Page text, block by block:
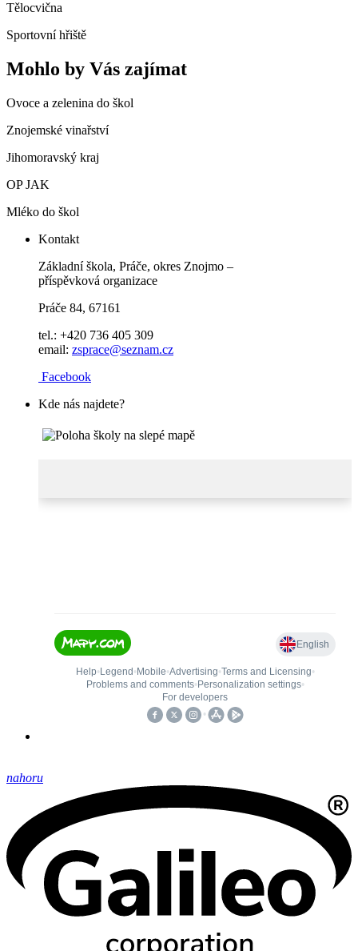
Tělocvična
Sportovní hřiště
Mohlo by Vás zajímat
Ovoce a zelenina do škol
Znojemské vinařství
Jihomoravský kraj
OP JAK
Mléko do škol
Kontakt
Základní škola, Práče, okres Znojmo –
příspěvková organizace
Práče 84, 67161
tel.: +420 736 405 309
email: zsprace@seznam.cz
Facebook
Kde nás najdete?
nahoru